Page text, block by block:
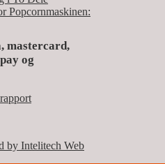
Popcornmaskinen:
by Intelitech Web